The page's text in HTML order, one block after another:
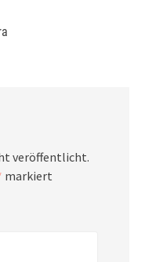
veröffentlicht.
markiert